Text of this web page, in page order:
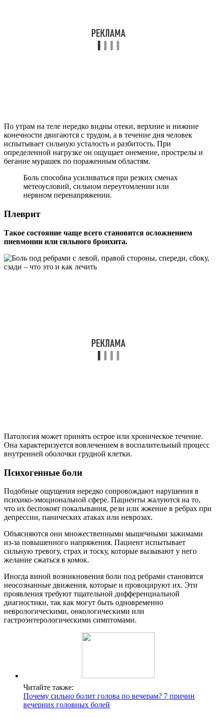
По утрам на теле нередко видны отеки, верхние и нижние
конечности двигаются с трудом, а в течение дня человек
испытывает сильную усталость и разбитость. При
определенной нагрузке он ощущает онемение, прострелы и
бегание мурашек по пораженным областям.
Боль способна усиливаться при резких сменах
метеоусловий, сильном переутомлении или
нервном перенапряжении.
Плеврит
Такое состояние чаще всего становится осложнением
пневмонии или сильного бронхита.
Патология может принять острое или хроническое течение.
Она характеризуется вовлечением в воспалительный процесс
внутренней оболочки грудной клетки.
Психогенные боли
Подобные ощущения нередко сопровождают нарушения в
психико-эмоциональной сфере. Пациенты жалуются на то,
что их беспокоят покалывания, рези или жжение в ребрах при
депрессии, панических атаках или неврозах.
Объясняются они множественными мышечными зажимами
из-за повышенного напряжения. Пациент испытывает
сильную тревогу, страх и тоску, которые вызывают у него
желание сжаться в комок.
Иногда виной возникновения боли под ребрами становятся
неосознанные движения, которые и провоцируют их. Эти
проявления требуют тщательной дифференциальной
диагностики, так как могут быть одновременно
неврологическими, онкологическими или
гастроэнтерологическими симптомами.
Читайте также:
Почему сильно болит голова по вечерам? 7 причин
вечерних головных болей